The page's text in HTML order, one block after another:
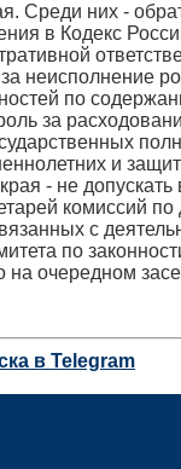
Среди них -
в Кодекс
неисполнение
по
за
и
края - не
комиссий
с
по
на очередном
в Telegram